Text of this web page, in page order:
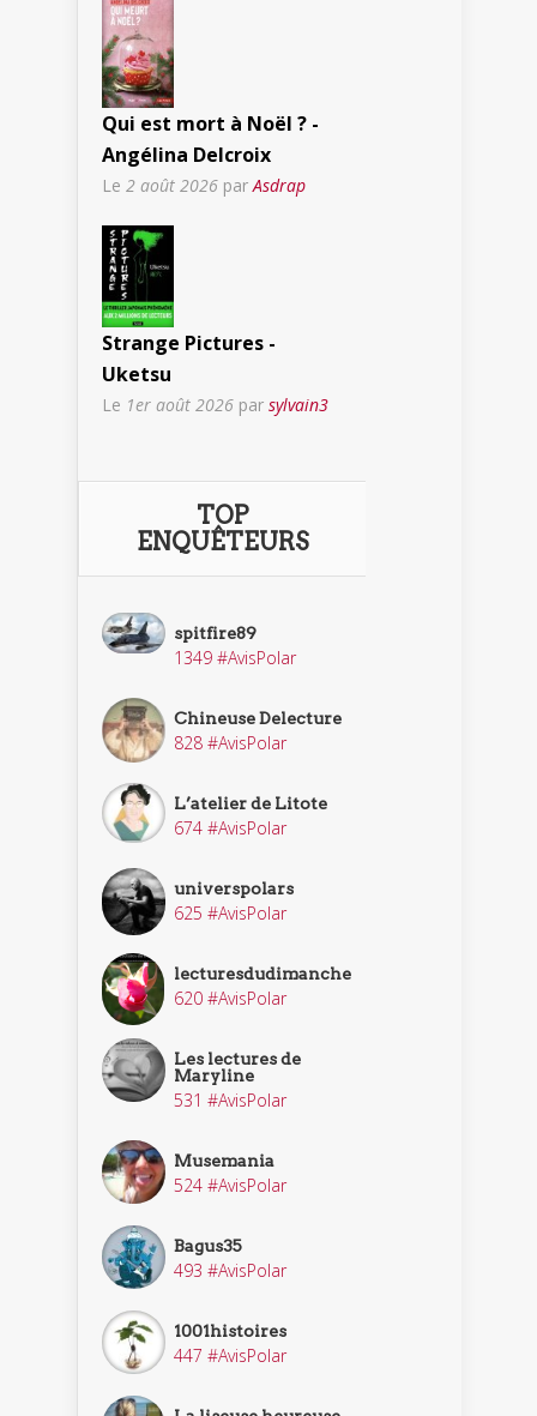
Qui est mort à Noël ? -
Angélina Delcroix
Le 2 août 2026 par Asdrap
Strange Pictures -
Uketsu
Le 1er août 2026 par sylvain3
TOP
ENQUÊTEURS
spitfire89
1349 #AvisPolar
Chineuse Delecture
828 #AvisPolar
L’atelier de Litote
674 #AvisPolar
universpolars
625 #AvisPolar
lecturesdudimanche
620 #AvisPolar
Les lectures de
Maryline
531 #AvisPolar
Musemania
524 #AvisPolar
Bagus35
493 #AvisPolar
1001histoires
447 #AvisPolar